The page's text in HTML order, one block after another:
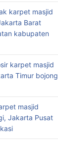
karpet masjid
Barat
kabupaten
karpet masjid
Timur bojong
masjid
Jakarta Pusat